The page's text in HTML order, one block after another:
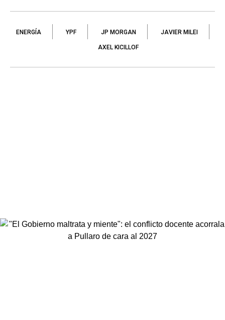
ENERGÍA YPF JP MORGAN JAVIER MILEI
AXEL KICILLOF